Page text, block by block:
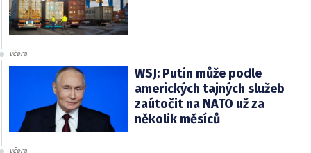
včera
WSJ: Putin může podle
amerických tajných služeb
zaútočit na NATO už za
několik měsíců
včera